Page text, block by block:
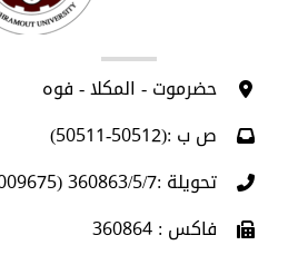
حضرموت - المكلا - فوه
ص ب :(50512-50511)
تحويلة :360863/5/7 (009675)
فاكس : 360864